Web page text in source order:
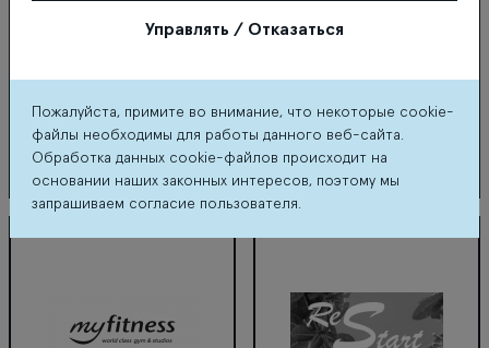
Multilukss My plov
Управлять / Отказаться
Пожалуйста, примите во внимание, что некоторые cookie-
файлы необходимы для работы данного веб-сайта.
Обработка данных cookie-файлов происходит на
основании наших законных интересов, поэтому мы
запрашиваем согласие пользователя.